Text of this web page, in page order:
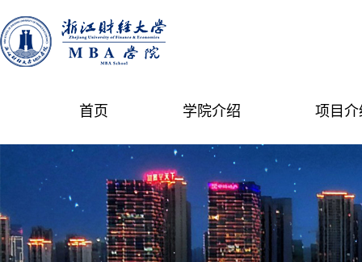
首页 学院介绍 项目介